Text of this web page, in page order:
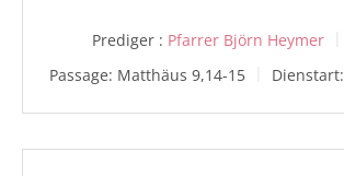
Prediger : Pfarrer Björn Heymer
Passage: Matthäus 9,14-15 Dienstart: